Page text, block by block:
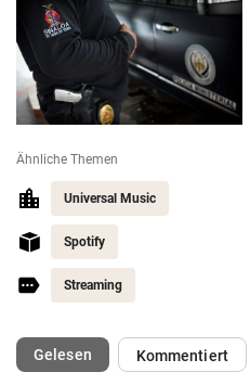
Ähnliche Themen
Universal Music
Spotify
Streaming
Gelesen(ausgewählt)Kommentiert